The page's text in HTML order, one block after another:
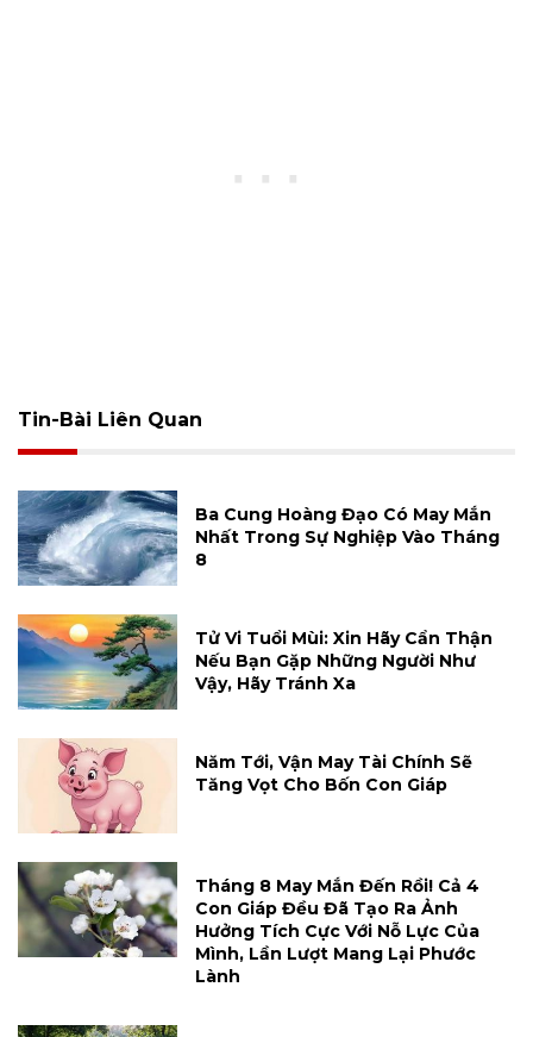
Tin-Bài Liên Quan
Ba Cung Hoàng Đạo Có May Mắn
Nhất Trong Sự Nghiệp Vào Tháng
8
Tử Vi Tuổi Mùi: Xin Hãy Cẩn Thận
Nếu Bạn Gặp Những Người Như
Vậy, Hãy Tránh Xa
Năm Tới, Vận May Tài Chính Sẽ
Tăng Vọt Cho Bốn Con Giáp
Tháng 8 May Mắn Đến Rồi! Cả 4
Con Giáp Đều Đã Tạo Ra Ảnh
Hưởng Tích Cực Với Nỗ Lực Của
Mình, Lần Lượt Mang Lại Phước
Lành